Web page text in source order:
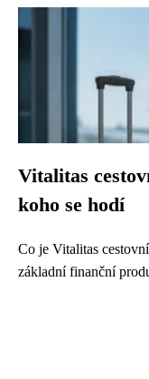
Vitalitas
koho se hodí
Co je Vitalitas
základní finanční